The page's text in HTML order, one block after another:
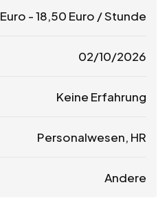
Euro -18,50 Euro / Stunde
02/10/2026
Keine Erfahrung
Personalwesen, HR
Andere